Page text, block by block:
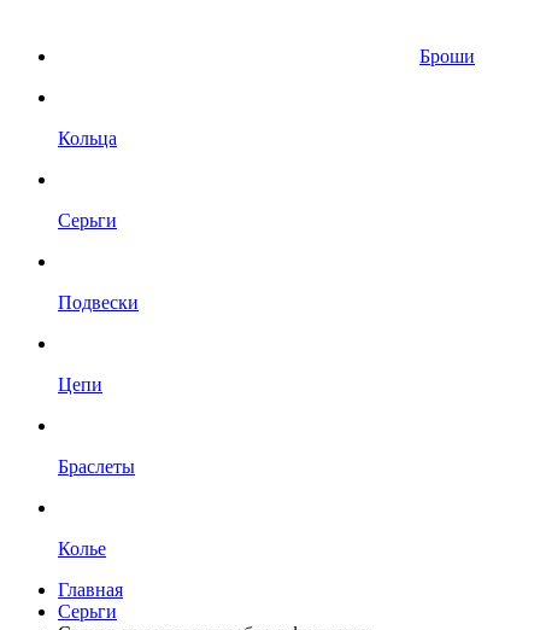
Броши
Кольца
Серьги
Подвески
Цепи
Браслеты
Колье
Главная
Серьги